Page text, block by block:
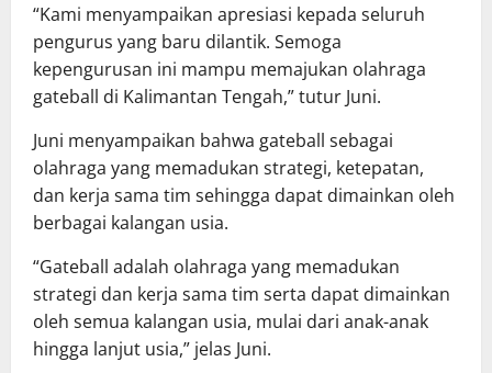
“Kami menyampaikan apresiasi kepada seluruh
pengurus yang baru dilantik. Semoga
kepengurusan ini mampu memajukan olahraga
gateball di Kalimantan Tengah,” tutur Juni.
Juni menyampaikan bahwa gateball sebagai
olahraga yang memadukan strategi, ketepatan,
dan kerja sama tim sehingga dapat dimainkan oleh
berbagai kalangan usia.
“Gateball adalah olahraga yang memadukan
strategi dan kerja sama tim serta dapat dimainkan
oleh semua kalangan usia, mulai dari anak-anak
hingga lanjut usia,” jelas Juni.